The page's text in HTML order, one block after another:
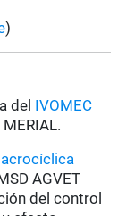
)
del IVOMEC
AGVET
del control